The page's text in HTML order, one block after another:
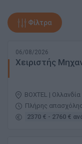
Φίλτρα
06/08/2026
Χειριστής
BOXTEL | Ολλανδία
Πλήρης
2370 € - 2760 €